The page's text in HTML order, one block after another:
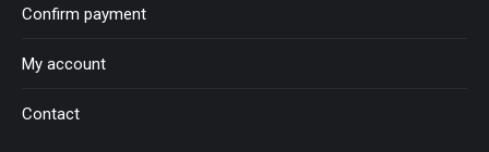
Confirm payment
My account
Contact